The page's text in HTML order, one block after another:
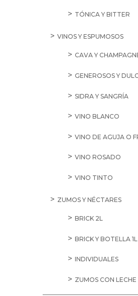
TÓNICA Y BITTER
VINOS Y ESPUMOSOS
CAVA Y
GENEROSOS Y
SIDRA Y SANGRÍA
VINO BLANCO
VINO DE AGUJA O
VINO ROSADO
VINO TINTO
ZUMOS Y NÉCTARES
BRICK 2L
BRICK Y BOTELLA 1L
INDIVIDUALES
ZUMOS CON LECHE